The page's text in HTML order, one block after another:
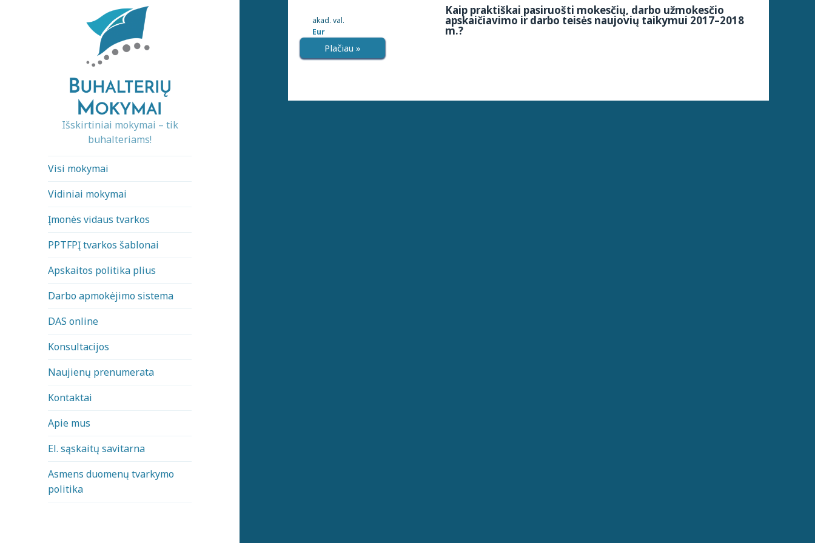
Išskirtiniai mokymai – tik
buhalteriams!
Visi mokymai
Vidiniai mokymai
Įmonės vidaus tvarkos
PPTFPĮ tvarkos šablonai
Apskaitos politika plius
Darbo apmokėjimo sistema
DAS online
Konsultacijos
Naujienų prenumerata
Kontaktai
Apie mus
El. sąskaitų savitarna
Asmens duomenų tvarkymo
politika
Kaip praktiškai pasiruošti mokesčių, darbo užmokesčio
apskaičiavimo ir darbo teisės naujovių taikymui 2017–2018
m.?
akad. val.
Eur
Plačiau »